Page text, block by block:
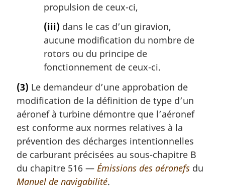
propulsion de ceux-ci,
(iii) dans le cas d’un giravion,
aucune modification du nombre de
rotors ou du principe de
fonctionnement de ceux-ci.
(3) Le demandeur d’une approbation de
modification de la définition de type d’un
aéronef à turbine démontre que l’aéronef
est conforme aux normes relatives à la
prévention des décharges intentionnelles
de carburant précisées au sous-chapitre B
du chapitre 516 — Émissions des aéronefs du
Manuel de navigabilité.